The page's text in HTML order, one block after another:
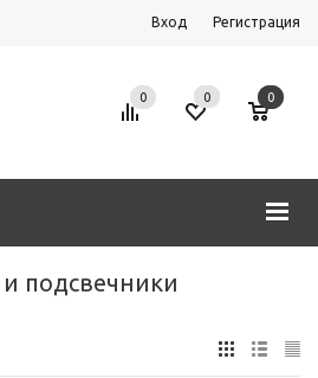
Вход Регистрация
0 0 0
подсвечники